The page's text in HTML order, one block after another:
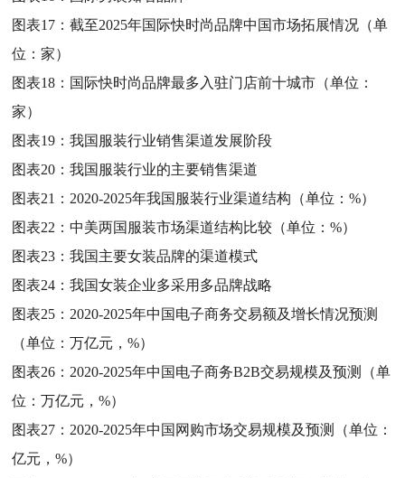
图表17：截至2025年国际快时尚品牌中国市场拓展情况（单
位：家）
图表18： 国际快时尚品牌最多入驻门店前十城市（单位：
家）
图表19：我国服装行业销售渠道发展阶段
图表20：我国服装行业的主要销售渠道
图表21： 2020-2025年我国服装行业渠道结构（单位：%）
图表22：中美两国服装市场渠道结构比较（单位：%）
图表23：我国主要女装品牌的渠道模式
图表24：我国女装企业多采用多品牌战略
图表25： 2020-2025年中国电子商务交易额及增长情况预测
（单位：万亿元，%）
图表26： 2020-2025年中国电子商务B2B交易规模及预测（单
位：万亿元，%）
图表27： 2020-2025年中国网购市场交易规模及预测（单位：
亿元，%）